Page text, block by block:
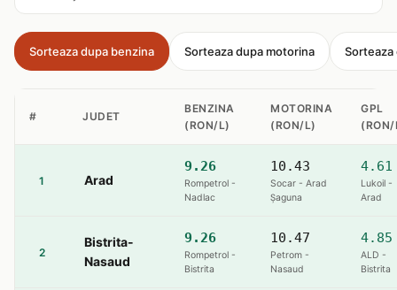
Sorteaza dupa benzina Sorteaza dupa motorina Sorteaza
# JUDET
BENZINA
(RON/L)
MOTORINA
(RON/L)
GPL
1 Arad
9.26
Rompetrol -
Nadlac
10.43
Socar - Arad
Șaguna
4.61
Lukoil -
Arad
2
Bistrita-
Nasaud
9.26
Rompetrol -
Bistrita
10.47
Petrom -
Nasaud
4.85
ALD -
Bistrita